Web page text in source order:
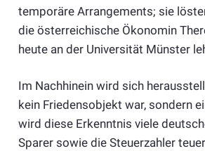
temporäre Arrangements; sie
die österreichische Ökonomin
heute an der Universität Münster
Im Nachhinein wird sich
kein Friedensobjekt war, sondern
wird diese Erkenntnis viele
Sparer sowie die Steuerzahler